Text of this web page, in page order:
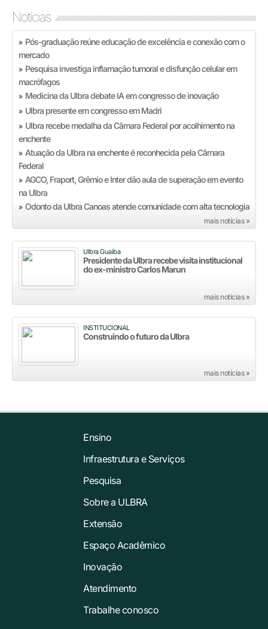
Notícias
» Pós-graduação reúne educação de excelência e conexão com o
mercado
» Pesquisa investiga inflamação tumoral e disfunção celular em
macrófagos
» Medicina da Ulbra debate IA em congresso de inovação
» Ulbra presente em congresso em Madri
» Ulbra recebe medalha da Câmara Federal por acolhimento na
enchente
» Atuação da Ulbra na enchente é reconhecida pela Câmara
Federal
» AGCO, Fraport, Grêmio e Inter dão aula de superação em evento
na Ulbra
» Odonto da Ulbra Canoas atende comunidade com alta tecnologia
mais notícias »
Ulbra Guaíba
Presidente da Ulbra recebe visita institucional
do ex-ministro Carlos Marun
mais notícias »
INSTITUCIONAL
Construindo o futuro da Ulbra
mais notícias »
Ensino
Infraestrutura e Serviços
Pesquisa
Sobre a ULBRA
Extensão
Espaço Acadêmico
Inovação
Atendimento
Trabalhe conosco